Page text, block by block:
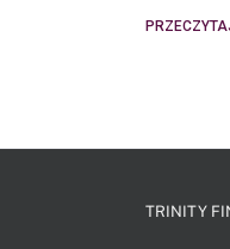
TRINITY